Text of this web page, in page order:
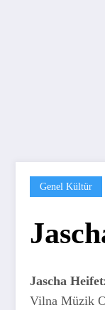
Genel Kültür
Jascha
Vilna Müzik